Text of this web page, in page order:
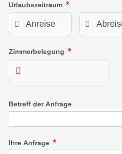
Urlaubszeitraum
Zimmerbelegung
Betreff der Anfrage
Ihre Anfrage